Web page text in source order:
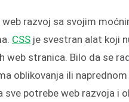
web razvoj sa svojim
CSS je svestran alat koji
web stranica. Bilo da se
oblikovanja ili
potrebe web razvoja i